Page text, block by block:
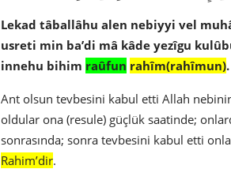
Lekad tâballâhu alen nebiyyi vel
usreti min ba’di mâ kâde yezîgu
innehu bihim raûfun rahîm(rahîmun).
Ant olsun tevbesini kabul etti Allah
oldular ona (resule) güçlük saatinde;
sonrasında; sonra tevbesini kabul etti
Rahim’dir.